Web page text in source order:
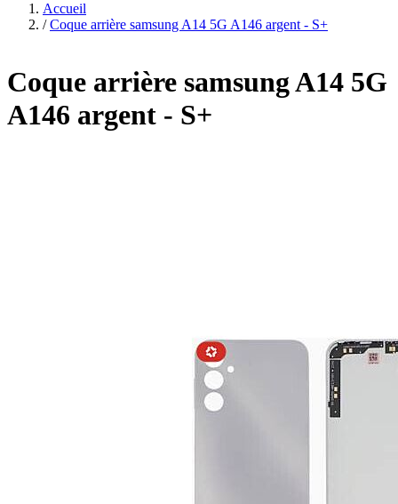
Accueil
/ Coque arrière samsung A14 5G A146 argent - S+
Coque arrière samsung A14 5G
A146 argent - S+